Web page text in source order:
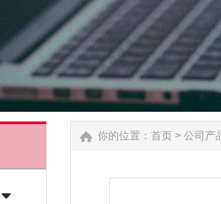
你的位置： 首页 > 公司产